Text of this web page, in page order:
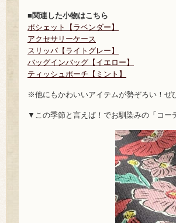
■関連した小物はこちら
ポシェット【ラベンダー】
アクセサリーケース
スリッパ【ライトグレー】
バッグインバッグ【イエロー】
ティッシュポーチ【ミント】
※他にもかわいいアイテムが勢ぞろい！ぜ
▼この季節と言えば！でお馴染みの「コー